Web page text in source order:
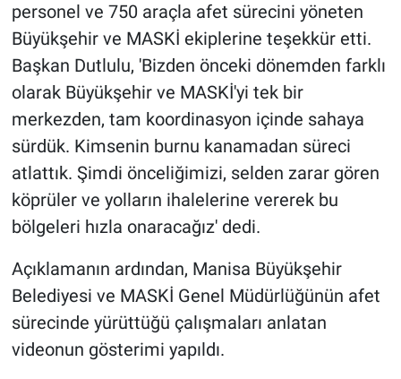
personel ve 750 araçla afet sürecini yöneten
Büyükşehir ve MASKİ ekiplerine teşekkür etti.
Başkan Dutlulu, 'Bizden önceki dönemden farklı
olarak Büyükşehir ve MASKİ'yi tek bir
merkezden, tam koordinasyon içinde sahaya
sürdük. Kimsenin burnu kanamadan süreci
atlattık. Şimdi önceliğimizi, selden zarar gören
köprüler ve yolların ihalelerine vererek bu
bölgeleri hızla onaracağız' dedi.
Açıklamanın ardından, Manisa Büyükşehir
Belediyesi ve MASKİ Genel Müdürlüğünün afet
sürecinde yürüttüğü çalışmaları anlatan
videonun gösterimi yapıldı.